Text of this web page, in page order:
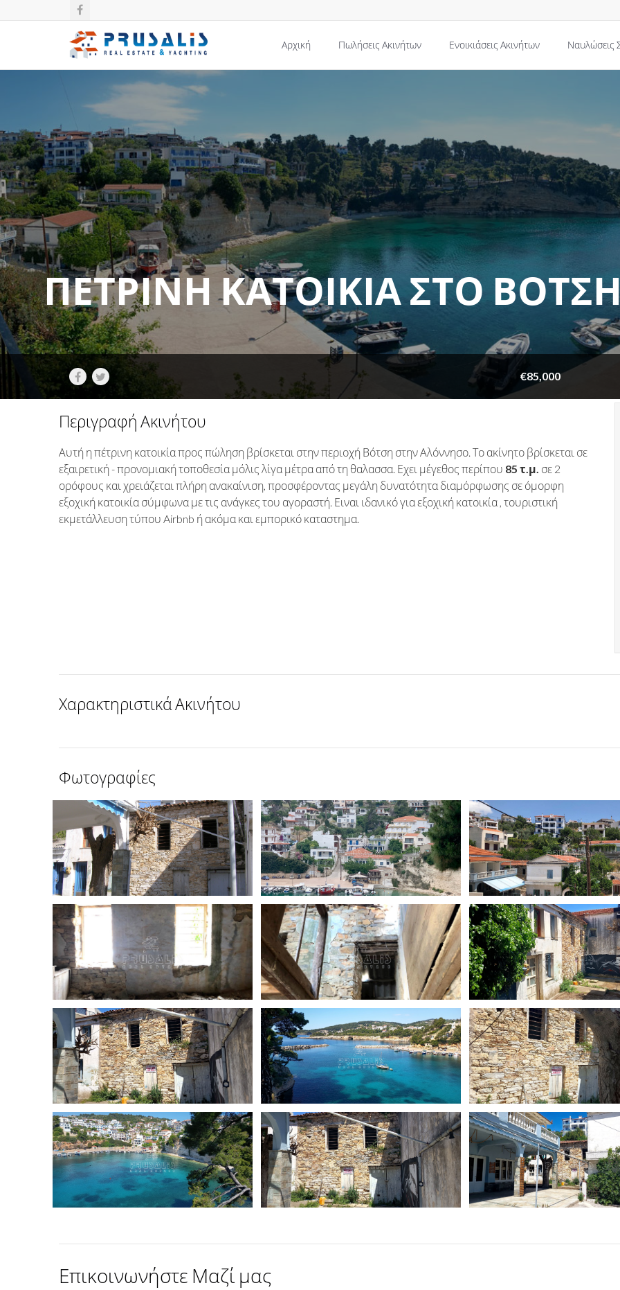
Αρχική Πωλήσεις Ακινήτων Ενοικιάσεις Ακινήτων Ναυλώσεις
ΠΕΤΡΙΝΗ ΚΑΤΟΙΚΊΑ ΣΤΟ
€85,000
Περιγραφή Ακινήτου
Αυτή η πέτρινη κατοικία προς πώληση βρίσκεται στην περιοχή Βότση στην Αλόννησο. Το ακίνητο βρίσκεται σε
εξαιρετική - προνομιακή τοποθεσία μόλις λίγα μέτρα από τη θαλασσα. Εχει μέγεθος περίπου 85 τ.μ. σε 2
ορόφους και χρειάζεται πλήρη ανακαίνιση, προσφέροντας μεγάλη δυνατότητα διαμόρφωσης σε όμορφη
εξοχική κατοικία σύμφωνα με τις ανάγκες του αγοραστή. Ειναι ιδανικό για εξοχική κατοικία , τουριστική
εκμετάλλευση τύπου Airbnb ή ακόμα και εμπορικό καταστημα.
Χαρακτηριστικά Ακινήτου
Φωτογραφίες
Επικοινωνήστε Μαζί μας